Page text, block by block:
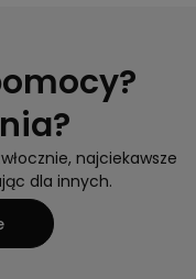
najciekawsze
dla innych.